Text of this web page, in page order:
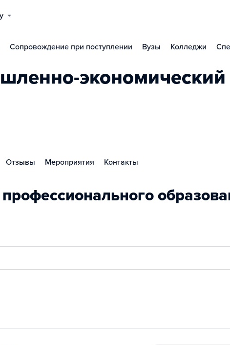
Сопровождение при поступлении Вузы Колледжи
экономический
Отзывы Мероприятия Контакты